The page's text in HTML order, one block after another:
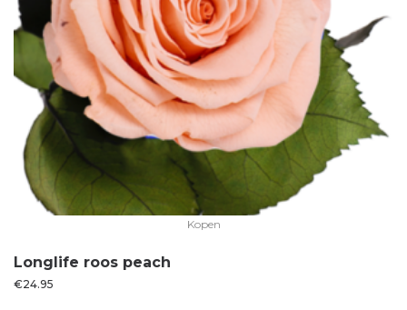
Kopen
Longlife roos peach
€24.95